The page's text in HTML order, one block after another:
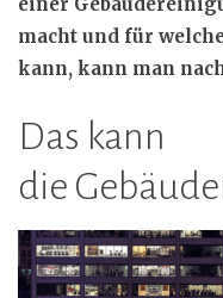
einer
macht und für
kann, kann man
Das kann
die